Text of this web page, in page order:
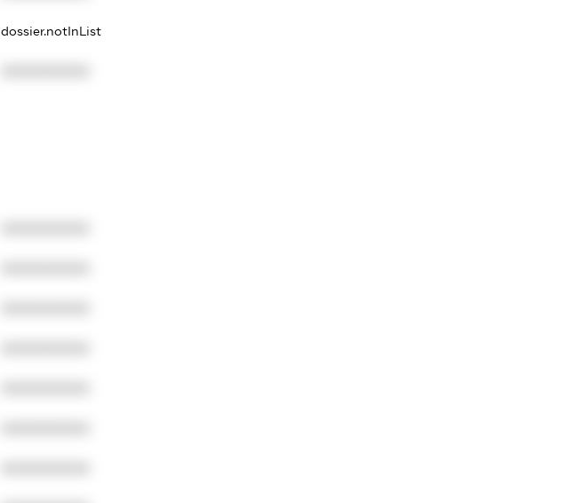
dossier.notInList